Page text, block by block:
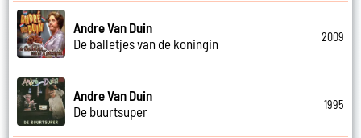
Andre Van Duin
De balletjes van de koningin
2009
Andre Van Duin
De buurtsuper
1995